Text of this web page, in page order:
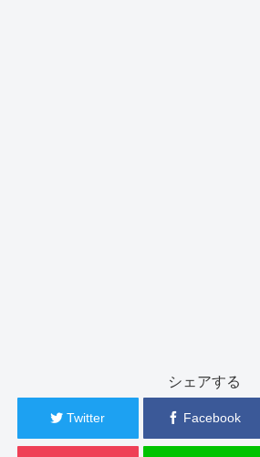
シェアする
Twitter Facebook